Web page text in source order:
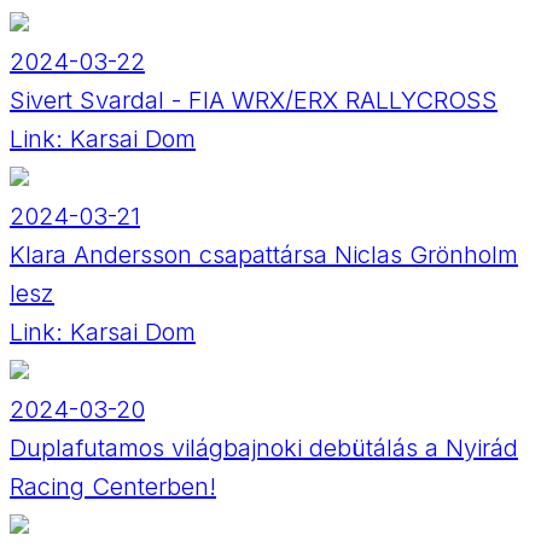
2024-03-22
Sivert Svardal - FIA WRX/ERX RALLYCROSS
Link: Karsai Dom
2024-03-21
Klara Andersson csapattársa Niclas Grönholm
lesz
Link: Karsai Dom
2024-03-20
Duplafutamos világbajnoki debütálás a Nyirád
Racing Centerben!